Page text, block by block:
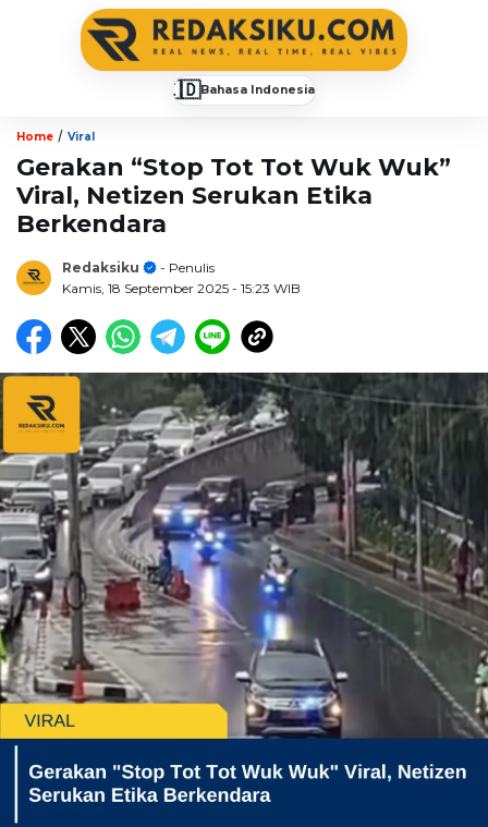
🇮🇩Bahasa Indonesia
Home / Viral
Gerakan “Stop Tot Tot Wuk Wuk”
Viral, Netizen Serukan Etika
Berkendara
Redaksiku
- Penulis
Kamis, 18 September 2025 - 15:23 WIB